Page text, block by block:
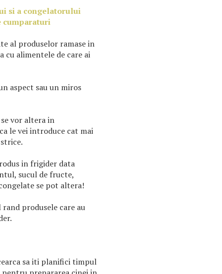
si a congelatorului
cumparaturi
al produselor ramase in
cu alimentele de care ai
aspect sau un miros
vor altera in
le vei introduce cat mai
in frigider data
sucul de fructe,
se pot altera!
produsele care au
sa iti planifici timpul